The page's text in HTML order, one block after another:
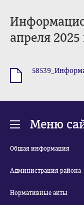
апреля
Меню
Общая информация
Администрация района
Нормативные акты